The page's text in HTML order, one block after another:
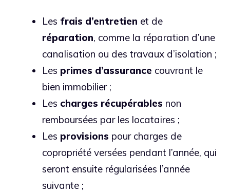
Les frais d’entretien et de
réparation, comme la réparation d’une
canalisation ou des travaux d’isolation ;
Les primes d’assurance couvrant le
bien immobilier ;
Les charges récupérables non
remboursées par les locataires ;
Les provisions pour charges de
copropriété versées pendant l’année, qui
seront ensuite régularisées l’année
suivante ;